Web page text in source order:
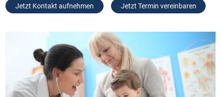
Jetzt Kontakt aufnehmen Jetzt Termin vereinbaren